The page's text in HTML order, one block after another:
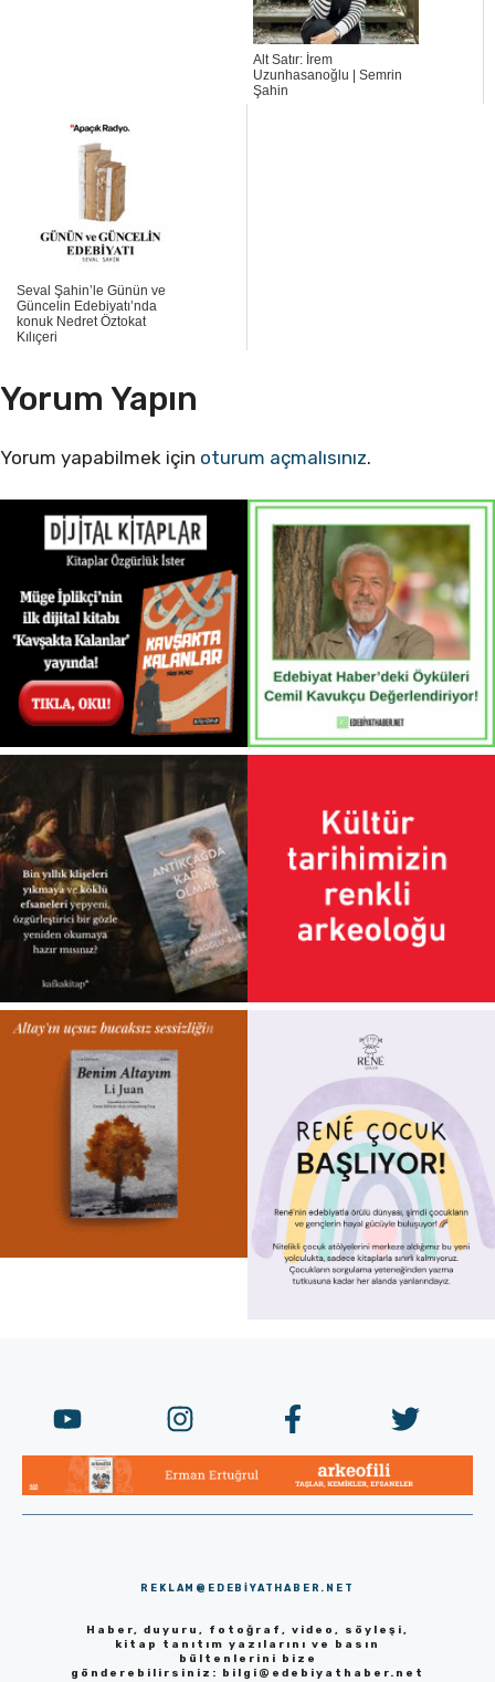
Alt Satır: İrem
Uzunhasanoğlu | Semrin
Şahin
Seval Şahin’le Günün ve
Güncelin Edebiyatı’nda
konuk Nedret Öztokat
Kılıçeri
Yorum Yapın
Yorum yapabilmek için oturum açmalısınız.
REKLAM@EDEBIYATHABER.NET
Haber, duyuru, fotoğraf, video, söyleşi,
kitap tanıtım yazılarını ve basın
bültenlerini bize
gönderebilirsiniz:
bilgi@edebiyathaber.net